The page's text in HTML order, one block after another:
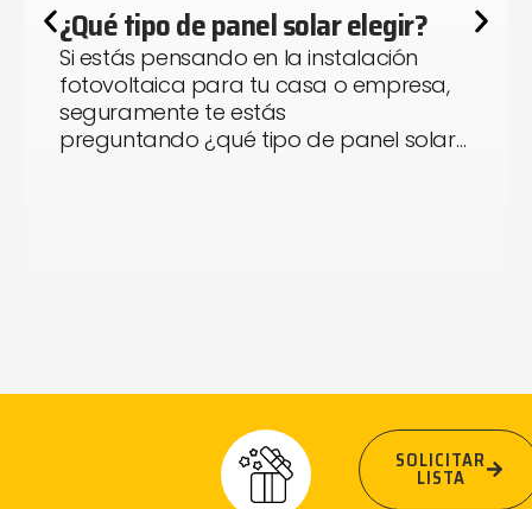
¿Qué tipo de panel solar elegir?
Si estás pensando en la instalación
fotovoltaica para tu casa o empresa,
seguramente te estás
preguntando ¿qué tipo de panel solar…
SOLICITAR
LISTA